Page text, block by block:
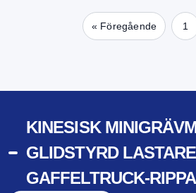
« Föregående 1
KINESISK
GLIDSTYRD
GAFFELTRUCK-